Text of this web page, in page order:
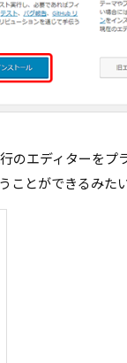
のエディターをプ
ことができるみたい